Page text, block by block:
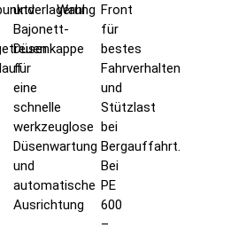
und
Bajonett-
Düsenkappe
für
eine
schnelle
werkzeuglose
Düsenwartung
und
automatische
Ausrichtung
Wahl
Front
für
bestes
Fahrverhalten
und
Stützlast
bei
Bergauffahrt.
Bei
PE
600
–